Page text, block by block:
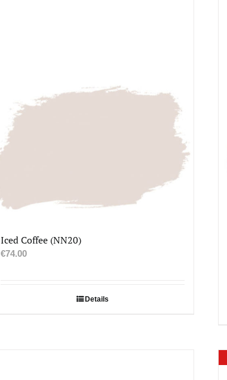
Iced Coffee (NN20)
€74.00
Details